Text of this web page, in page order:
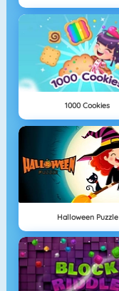
1000 Cookies
Halloween Puzzle